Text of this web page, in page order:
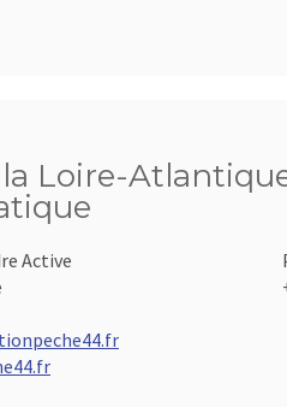
Loire-
Active